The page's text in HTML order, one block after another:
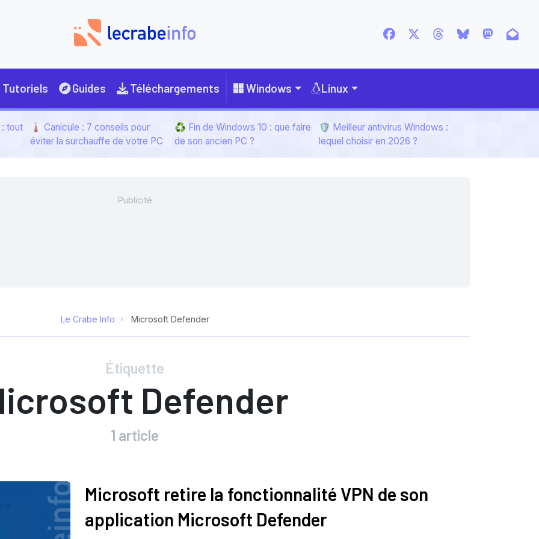
Tutoriels Guides Téléchargements Windows Linux
tout
🌡️ Canicule : 7 conseils pour
éviter la surchauffe de votre PC
♻️ Fin de Windows 10 : que faire
de son ancien PC ?
🛡️ Meilleur antivirus Windows :
lequel choisir en 2026 ?
Le Crabe Info Microsoft Defender
Étiquette
Defender
1 article
Microsoft retire la fonctionnalité VPN de son
application Microsoft Defender